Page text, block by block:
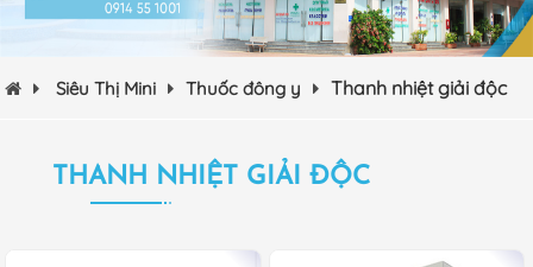
Siêu Thị Mini Thuốc đông y Thanh nhiệt giải độc
THANH NHIỆT GIẢI ĐỘC